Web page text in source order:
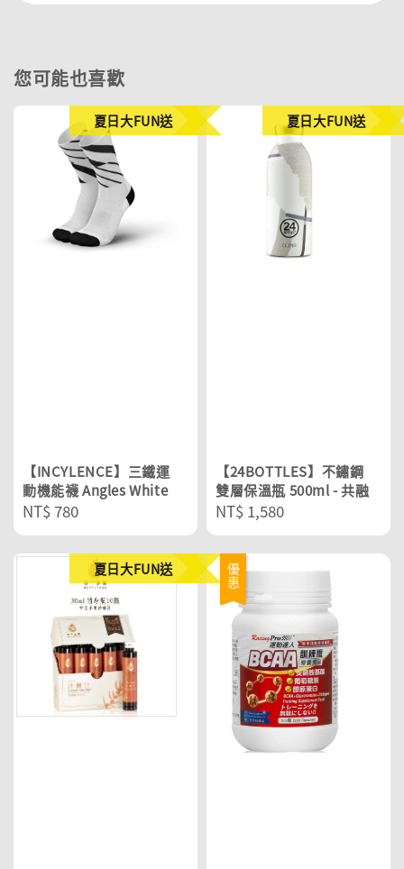
您可能也喜歡
夏日大FUN送
【INCYLENCE】三鐵運
動機能襪 Angles White
Regular
price
NT$ 780
夏日大FUN送
【24BOTTLES】不鏽鋼
雙層保溫瓶 500ml - 共融
Regular
price
NT$ 1,580
夏日大FUN送 優惠